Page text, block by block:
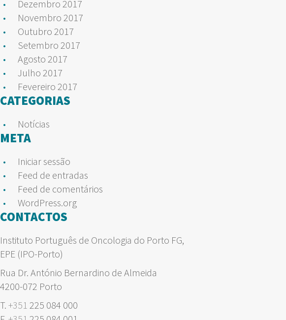
Dezembro 2017
Novembro 2017
Outubro 2017
Setembro 2017
Agosto 2017
Julho 2017
Fevereiro 2017
CATEGORIAS
Notícias
META
Iniciar sessão
Feed de entradas
Feed de comentários
WordPress.org
CONTACTOS
Instituto Português de Oncologia do Porto FG,
EPE (IPO-Porto)
Rua Dr. António Bernardino de Almeida
4200-072 Porto
T. +351 225 084 000